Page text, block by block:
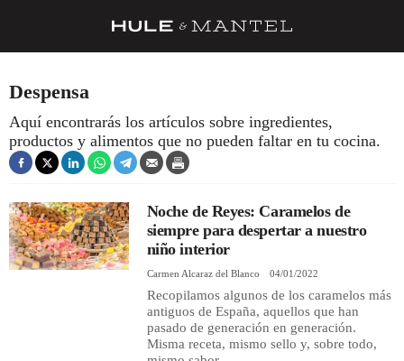
TRUCOS
DESPENSA
BARRAS Y ESTRELLAS
DÓNDE COMER
ÍDOLOS DE MESAS
Despensa
Aquí encontrarás los artículos sobre ingredientes,
productos y alimentos que no pueden faltar en tu cocina.
Noche de Reyes: Caramelos de
siempre para despertar a nuestro
niño interior
Carmen Alcaraz del Blanco 04/01/2022
Recopilamos algunos de los caramelos más
antiguos de España, aquellos que han
pasado de generación en generación.
Misma receta, mismo sello y, sobre todo,